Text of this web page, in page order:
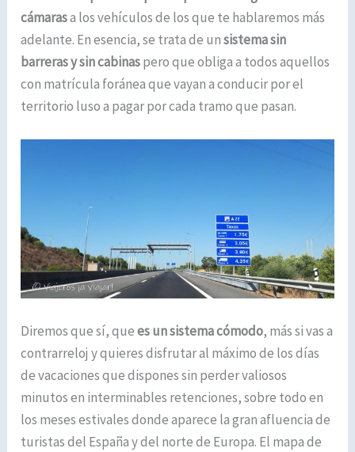
cámarasa los vehículos de los que te hablaremos más
adelante. En esencia, se trata de unsistema sin
barreras y sin cabinaspero que obliga a todos aquellos
con matrícula foránea que vayan a conducir por el
territorio luso a pagar por cada tramo que pasan.
Diremos que sí, quees un sistema cómodo, más si vas a
contrarreloj y quieres disfrutar al máximo de los días
de vacaciones que dispones sin perder valiosos
minutos en interminables retenciones, sobre todo en
los meses estivales donde aparece la gran afluencia de
turistas del España y del norte de Europa. El mapa de